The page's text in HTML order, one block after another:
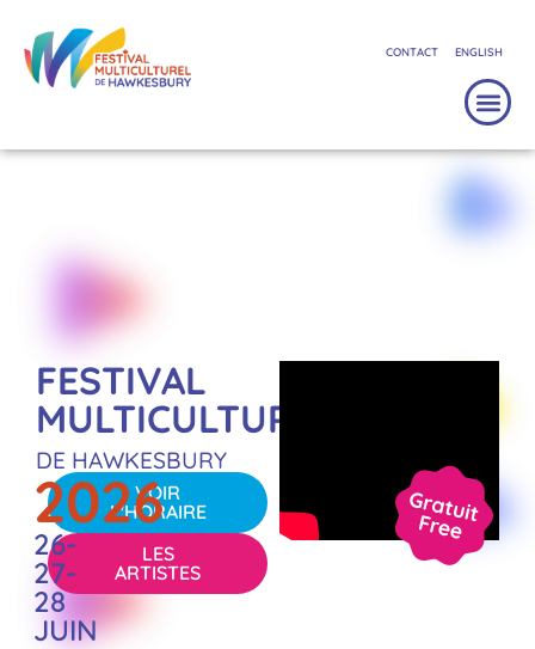
CONTACT ENGLISH
FESTIVAL
MULTICULTUREL
DE HAWKESBURY
VOIR
L'HORAIRE
LES
ARTISTES
2026
26-
27-
28
JUIN